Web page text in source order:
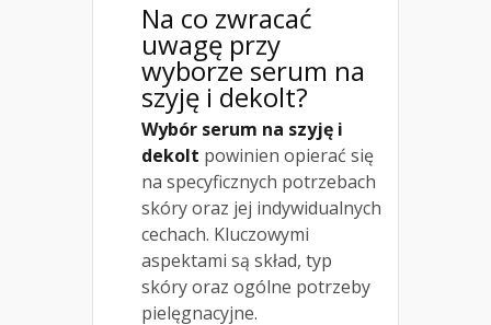
Na co zwracać
uwagę przy
wyborze serum na
szyję i dekolt?
Wybór serum na szyję i
dekolt powinien opierać się
na specyficznych potrzebach
skóry oraz jej indywidualnych
cechach. Kluczowymi
aspektami są skład, typ
skóry oraz ogólne potrzeby
pielęgnacyjne.